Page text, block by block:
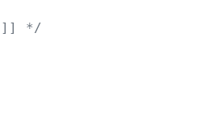
]] */